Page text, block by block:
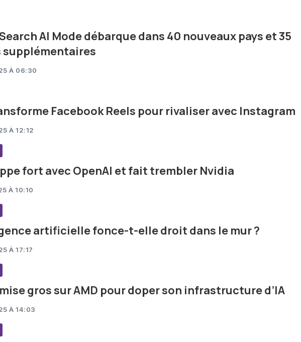
AI Mode débarque dans 40 nouveaux pays et 35
supplémentaires
À 06:30
Facebook Reels pour rivaliser avec Instagram
À 12:12
fort avec OpenAI et fait trembler Nvidia
À 10:10
artificielle fonce-t-elle droit dans le mur ?
À 17:17
gros sur AMD pour doper son infrastructure d’IA
À 14:03